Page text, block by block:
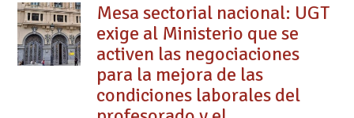
Mesa sectorial nacional: UGT
exige al Ministerio que se
activen las negociaciones
para la mejora de las
condiciones laborales del